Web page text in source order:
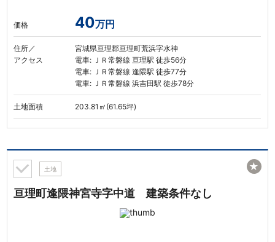
価格 40万円
住所／
アクセス
宮城県亘理郡亘理町荒浜字水神
電車: ＪＲ常磐線 亘理駅 徒歩56分
電車: ＪＲ常磐線 逢隈駅 徒歩77分
電車: ＪＲ常磐線 浜吉田駅 徒歩78分
土地面積 203.81㎡(61.65坪)
土地
亘理町逢隈神宮寺字中道 建築条件なし
★